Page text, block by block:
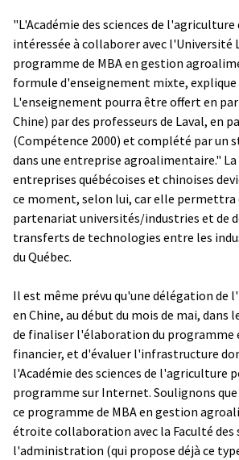
"L'Académie des sciences de l'agriculture
intéressée à collaborer avec l'Université
programme de MBA en gestion
formule d'enseignement mixte, explique
L'enseignement pourra être offert en
Chine) par des professeurs de Laval, en
(Compétence 2000) et complété par un
dans une entreprise agroalimentaire."
entreprises québécoises et chinoises
ce moment, selon lui, car elle
partenariat universités/industries et de
transferts de technologies entre les
du Québec.
Il est même prévu qu'une délégation de
en Chine, au début du mois de mai,
de finaliser l'élaboration du programme
financier, et d'évaluer l'infrastructure
l'Académie des sciences de l'agriculture
programme sur Internet. Soulignons que
ce programme de MBA en gestion
étroite collaboration avec la Faculté des
l'administration (qui propose déjà ce